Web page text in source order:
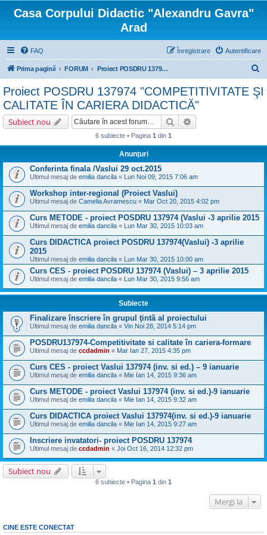
Casa Corpului Didactic "Alexandru Gavra"
Arad
FAQ Autentificare
Înregistrare
Prima pagină FORUM Proiect POSDRU 137974 "COMPETITIVITATE ŞI CALITATE ÎN CARIERA DIDACTICĂ"
u
Proiect POSDRU 137974 "COMPETITIVITATE ŞI
CALITATE ÎN CARIERA DIDACTICĂ"
Subiect nou Căutare
6 subiecte • Pagina 1 din 1
Anunţuri
Conferinta finala /Vaslui 29 oct.2015
Ultimul mesaj de emilia dancila « Lun Noi 09, 2015 7:06 am
Workshop inter-regional (Proiect Vaslui)
Ultimul mesaj de Camelia Avramescu « Mar Oct 20, 2015 4:02 pm
Curs METODE - proiect POSDRU 137974 (Vaslui -3 aprilie 2015
Ultimul mesaj de emilia dancila « Lun Mar 30, 2015 10:03 am
Curs DIDACTICA proiect POSDRU 137974(Vaslui) -3 aprilie
2015
Ultimul mesaj de emilia dancila « Lun Mar 30, 2015 10:00 am
Curs CES - proiect POSDRU 137974 (Vaslui) – 3 aprilie 2015
Ultimul mesaj de emilia dancila « Lun Mar 30, 2015 9:56 am
Subiecte
Finalizare înscriere în grupul ţintă al proiectului
Ultimul mesaj de emilia dancila « Vin Noi 28, 2014 5:14 pm
POSDRU137974-Competitivitate si calitate în cariera-formare
Ultimul mesaj de ccdadmin « Mar Ian 27, 2015 4:35 pm
Curs CES - proiect Vaslui 137974 (inv. si ed.) – 9 ianuarie
Ultimul mesaj de emilia dancila « Mie Ian 14, 2015 9:36 am
Curs METODE - proiect Vaslui 137974 (inv. si ed.)-9 ianuarie
Ultimul mesaj de emilia dancila « Mie Ian 14, 2015 9:32 am
Curs DIDACTICA proiect Vaslui 137974(inv. si ed.)-9 ianuarie
Ultimul mesaj de emilia dancila « Mie Ian 14, 2015 9:27 am
Inscriere invatatori- proiect POSDRU 137974
Ultimul mesaj de ccdadmin « Joi Oct 16, 2014 12:32 pm
Subiect nou
6 subiecte • Pagina 1 din 1
Mergi la
CINE ESTE CONECTAT